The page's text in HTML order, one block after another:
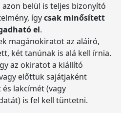
belül is teljes bizonyító
ígycsak minősített
el.
magánokiratot az aláíró,
két tanúnak is alá kell írnia.
az okiratot a kiállító
előttük sajátjaként
lakcímét (vagy
is fel kell tüntetni.